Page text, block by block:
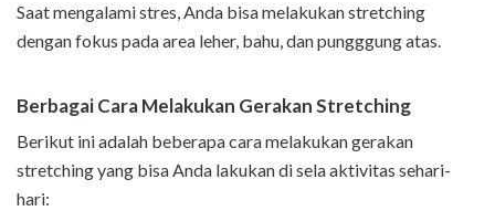
Saat mengalami stres, Anda bisa melakukan stretching
dengan fokus pada area leher, bahu, dan pungggung atas.
Berbagai Cara Melakukan Gerakan Stretching
Berikut ini adalah beberapa cara melakukan gerakan
stretching yang bisa Anda lakukan di sela aktivitas sehari-
hari: